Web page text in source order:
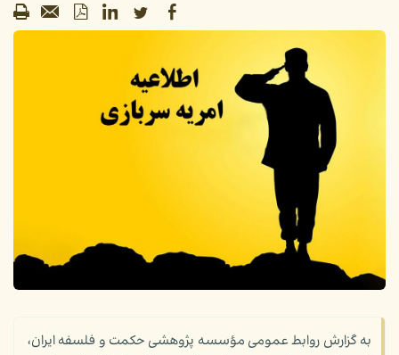
به گزارش روابط عمومی مؤسسه پژوهشی حکمت و فلسفه ایران،